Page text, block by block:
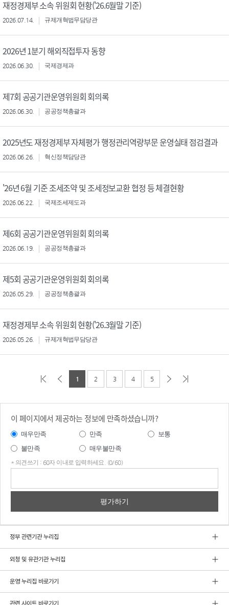
재정경제부 소속 위원회 현황('26.6월말 기준)
2026.07.14. 규제개혁법무담당관
2026년 1분기 해외직접투자 동향
2026.06.30. 국제경제과
제7회 공공기관운영위원회 회의록
2026.06.30. 공공정책총괄과
2025년도 재정경제부 자체평가 행정관리역량부문 운영실태 점검결과
2026.06.26. 혁신정책담당관
'26년 6월 기준 조세조약 및 조세정보교환 협정 등 체결현황
2026.06.22. 국제조세제도과
제6회 공공기관운영위원회 회의록
2026.06.19. 공공정책총괄과
제5회 공공기관운영위원회 회의록
2026.05.29. 공공정책총괄과
재정경제부 소속 위원회 현황('26.3월말 기준)
2026.05.26. 규제개혁법무담당관
1 2 3 4 5
이 페이지에서 제공하는 정보에 만족하셨습니까?
매우만족 만족
보통
불만족
매우불만족
* 의견쓰기 : 60자 이내로 입력하세요. (0/60)
정부 관련기관 누리집
외청 및 유관기관 누리집
운영 누리집 바로가기
관련 사이트 바로가기